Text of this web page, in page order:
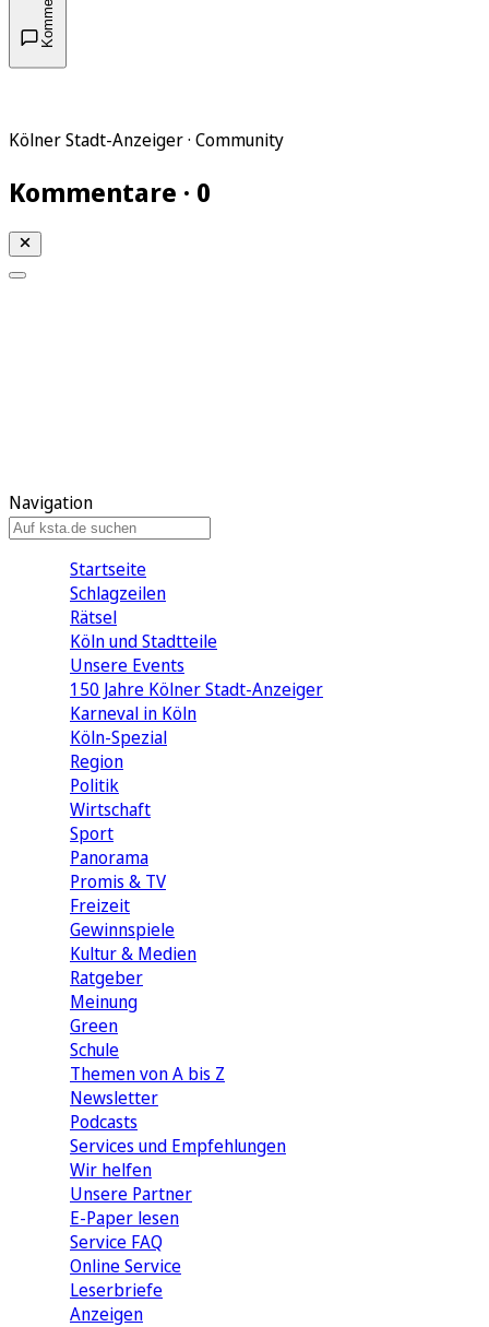
Kölner Stadt-Anzeiger · Community
Kommentare · 0
Navigation
Startseite
Schlagzeilen
Rätsel
Köln und Stadtteile
Unsere Events
150 Jahre Kölner Stadt-Anzeiger
Karneval in Köln
Köln-Spezial
Region
Politik
Wirtschaft
Sport
Panorama
Promis & TV
Freizeit
Gewinnspiele
Kultur & Medien
Ratgeber
Meinung
Green
Schule
Themen von A bis Z
Newsletter
Podcasts
Services und Empfehlungen
Wir helfen
Unsere Partner
E-Paper lesen
Service FAQ
Online Service
Leserbriefe
Anzeigen